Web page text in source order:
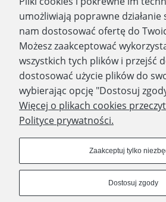
WYDAWNICTWO PROMIC
PRODUKTY
Prawa autorskie © 2023 -
umożliwiają poprawne
nam dostosować ofertę do
Możesz zaakceptować
wszystkich tych plików i przejść
dostosować użycie plików do
wybierając opcję "Dostosuj
Więcej o plikach cookies
Polityce prywatności.
Zaakceptuj tylko
Dostosuj zgody